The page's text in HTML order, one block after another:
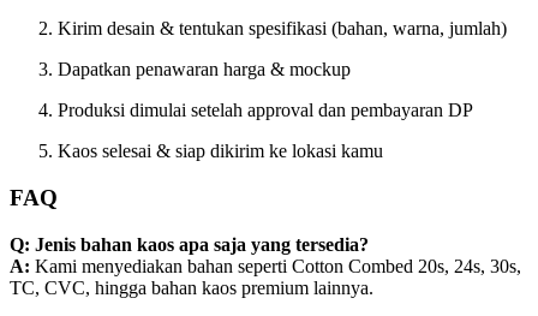
Kirim desain & tentukan spesifikasi (bahan, warna, jumlah)
Dapatkan penawaran harga & mockup
Produksi dimulai setelah approval dan pembayaran DP
Kaos selesai & siap dikirim ke lokasi kamu
FAQ
Q: Jenis bahan kaos apa saja yang tersedia?
A: Kami menyediakan bahan seperti Cotton Combed 20s, 24s, 30s,
TC, CVC, hingga bahan kaos premium lainnya.